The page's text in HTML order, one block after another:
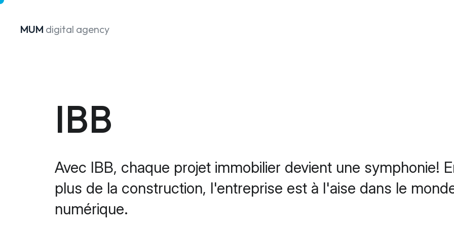
Passer au contenu
MUM digital agency
IBB
Avec IBB, chaque projet immobilier devient une symphonie!
plus de la construction, l'entreprise est à l'aise dans le
numérique.